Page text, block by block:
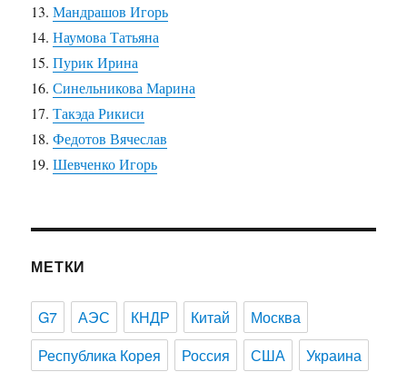
Мандрашов Игорь
Наумова Татьяна
Пурик Ирина
Синельникова Марина
Такэда Рикиси
Федотов Вячеслав
Шевченко Игорь
МЕТКИ
G7 АЭС КНДР Китай
Москва
Республика Корея
Россия США
Украина